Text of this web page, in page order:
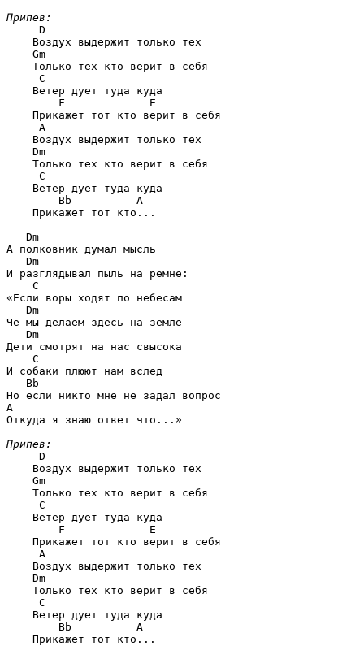
Припев:
D
    Воздух выдержит только тех
Gm
    Только тех кто верит в себя
C
    Ветер дует туда куда
F             E
    Прикажет тот кто верит в себя
A
    Воздух выдержит только тех
Dm
    Только тех кто верит в себя
C
    Ветер дует туда куда
Bb          A
    Прикажет тот кто...
Dm
А полковник думал мысль
Dm
И разглядывал пыль на ремне:
C
«Если воры ходят по небесам
Dm
Че мы делаем здесь на земле
Dm
Дети смотрят на нас свысока
C
И собаки плюют нам вслед
Bb
A
Откуда я знаю ответ что...»
Припев:
D
    Воздух выдержит только тех
Gm
    Только тех кто верит в себя
C
    Ветер дует туда куда
F             E
    Прикажет тот кто верит в себя
A
    Воздух выдержит только тех
Dm
    Только тех кто верит в себя
C
    Ветер дует туда куда
Bb          A
    Прикажет тот кто...